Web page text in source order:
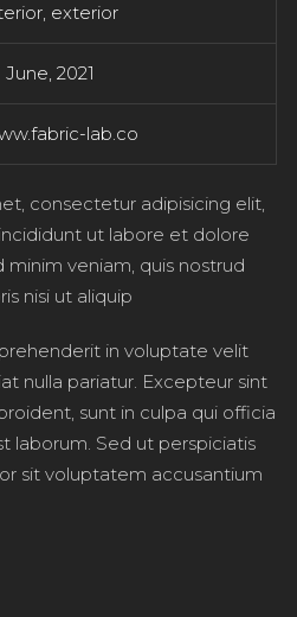
exterior
June, 2021
lab.co
consectetur adipisicing elit,
ut labore et dolore
veniam, quis nostrud
nisi ut aliquip
in voluptate velit
nulla pariatur. Excepteur sint
sunt in culpa qui officia
laborum. Sed ut perspiciatis
sit voluptatem accusantium